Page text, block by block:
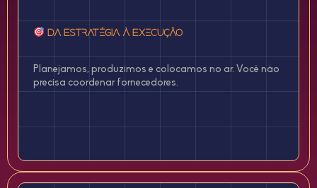
Da Estratégia à Execução
Planejamos, produzimos e colocamos no ar. Você não
precisa coordenar fornecedores.